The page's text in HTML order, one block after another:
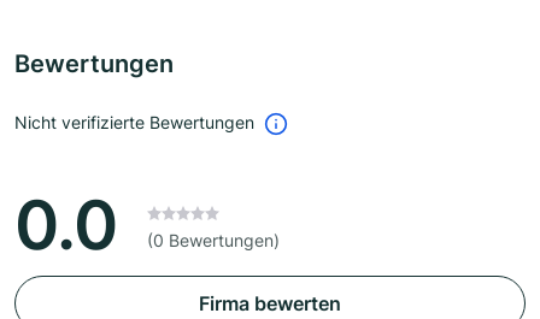
Bewertungen
Nicht verifizierte Bewertungen
0.0 (0 Bewertungen)
Firma bewerten